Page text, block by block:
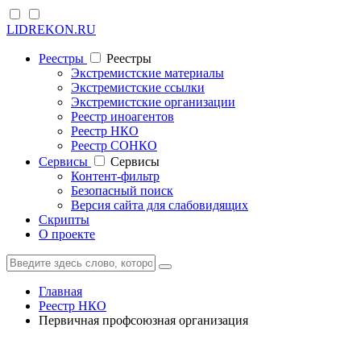
LIDREKON.RU
Реестры
Реестры
Экстремистские материалы
Экстремистские ссылки
Экстремистские организации
Реестр иноагентов
Реестр НКО
Реестр СОНКО
Cервисы
Cервисы
Контент-фильтр
Безопасный поиск
Версия сайта для слабовидящих
Скрипты
О проекте
Главная
Реестр НКО
Первичная профсоюзная организация